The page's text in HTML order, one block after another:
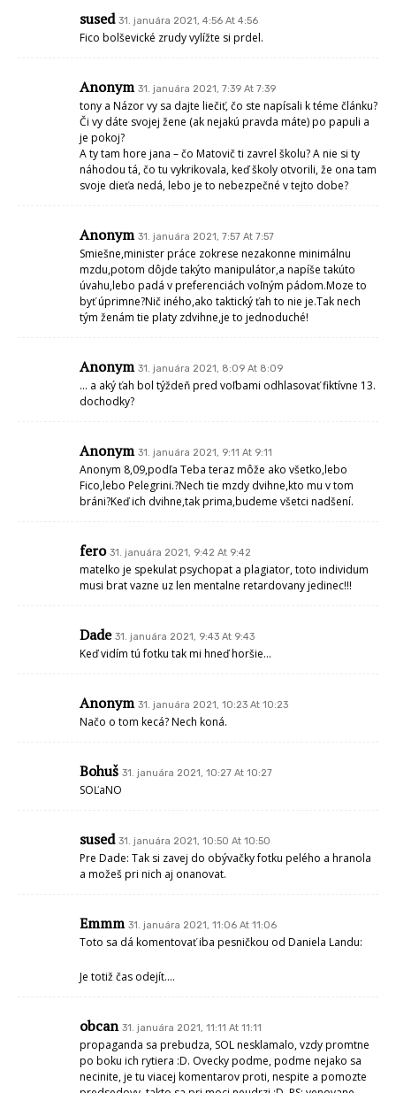
sused 31. januára 2021, 4:56 At 4:56
Fico bolševické zrudy vylížte si prdel.
Anonym 31. januára 2021, 7:39 At 7:39
tony a Názor vy sa dajte liečiť, čo ste napísali k téme článku?
Či vy dáte svojej žene (ak nejakú pravda máte) po papuli a
je pokoj?
A ty tam hore jana – čo Matovič ti zavrel školu? A nie si ty
náhodou tá, čo tu vykrikovala, keď školy otvorili, že ona tam
svoje dieťa nedá, lebo je to nebezpečné v tejto dobe?
Anonym 31. januára 2021, 7:57 At 7:57
Smiešne,minister práce zokrese nezakonne minimálnu
mzdu,potom dôjde takýto manipulátor,a napíše takúto
úvahu,lebo padá v preferenciách voľným pádom.Moze to
byť úprimne?Nič iného,ako taktický ťah to nie je.Tak nech
tým ženám tie platy zdvihne,je to jednoduché!
Anonym 31. januára 2021, 8:09 At 8:09
… a aký ťah bol týždeň pred voľbami odhlasovať fiktívne 13.
dochodky?
Anonym 31. januára 2021, 9:11 At 9:11
Anonym 8,09,podľa Teba teraz môže ako všetko,lebo
Fico,lebo Pelegrini.?Nech tie mzdy dvihne,kto mu v tom
bráni?Keď ich dvihne,tak prima,budeme všetci nadšení.
fero 31. januára 2021, 9:42 At 9:42
matelko je spekulat psychopat a plagiator, toto individum
musi brat vazne uz len mentalne retardovany jedinec!!!
Dade 31. januára 2021, 9:43 At 9:43
Keď vidím tú fotku tak mi hneď horšie…
Anonym 31. januára 2021, 10:23 At 10:23
Načo o tom kecá? Nech koná.
Bohuš 31. januára 2021, 10:27 At 10:27
SOĽaNO
sused 31. januára 2021, 10:50 At 10:50
Pre Dade: Tak si zavej do obývačky fotku pelého a hranola
a možeš pri nich aj onanovat.
Emmm 31. januára 2021, 11:06 At 11:06
Toto sa dá komentovať iba pesničkou od Daniela Landu:
Je totiž čas odejít….
obcan 31. januára 2021, 11:11 At 11:11
propaganda sa prebudza, SOL nesklamalo, vzdy promtne
po boku ich rytiera :D. Ovecky podme, podme nejako sa
necinite, je tu viacej komentarov proti, nespite a pomozte